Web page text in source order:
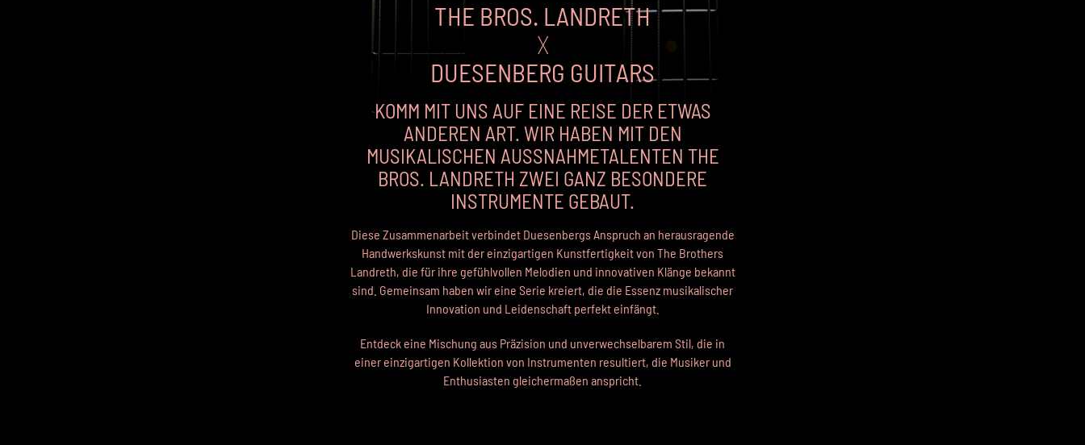
THE BROS. LANDRETH
X
DUESENBERG GUITARS
KOMM MIT UNS AUF EINE REISE DER ETWAS
ANDEREN ART. WIR HABEN MIT DEN
MUSIKALISCHEN AUSSNAHMETALENTEN THE B
ROS. LANDRETH ZWEI GANZ BESONDERE I
NSTRUMENTE GEBAUT.
Diese Zusammenarbeit verbindet Duesenbergs Anspruch an herausragende
Handwerkskunst mit der einzigartigen Kunstfertigkeit von The Brothers
Landreth, die für ihre gefühlvollen Melodien und innovativen Klänge bekannt
sind. Gemeinsam haben wir eine Serie kreiert, die die Essenz musikalischer
Innovation und Leidenschaft perfekt einfängt.
Entdeck eine Mischung aus Präzision und unverwechselbarem Stil, die in
einer einzigartigen Kollektion von Instrumenten resultiert, die Musiker und
Enthusiasten gleichermaßen anspricht.